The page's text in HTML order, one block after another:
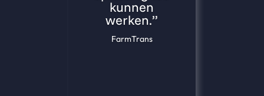
kunnen
werken.”
FarmTrans